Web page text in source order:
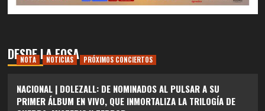
DESDE LA FOSA
NOTA NOTICIAS PRÓXIMOS CONCIERTOS
NACIONAL | DOLEZALL: DE NOMINADOS AL PULSAR A SU
PRIMER ÁLBUM EN VIVO, QUE INMORTALIZA LA TRILOGÍA DE